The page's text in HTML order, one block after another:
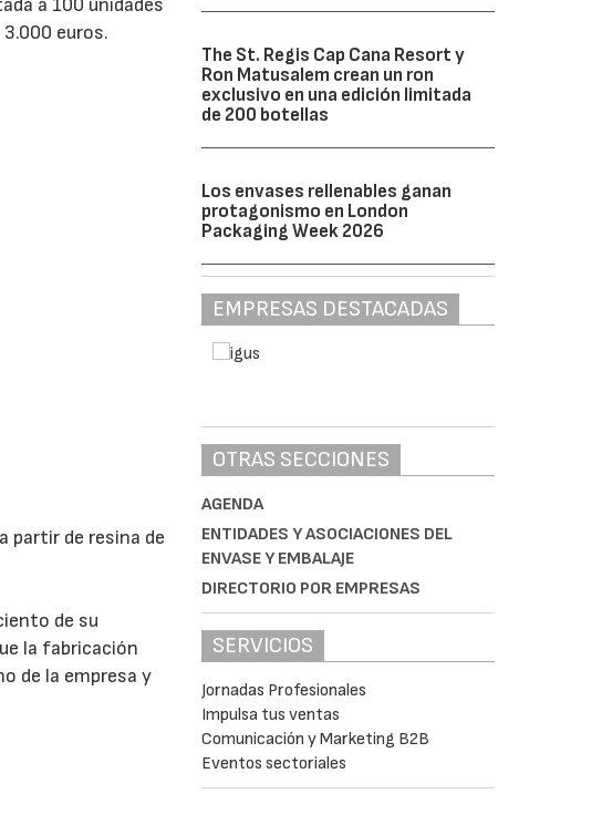
a 100 unidades
euros.
partir de resina de
de su
la fabricación
de la empresa y
The St. Regis Cap Cana Resort y
Ron Matusalem crean un ron
exclusivo en una edición limitada
de 200 botellas
Los envases rellenables ganan
protagonismo en London
Packaging Week 2026
EMPRESAS DESTACADAS
OTRAS SECCIONES
AGENDA
ENTIDADES Y ASOCIACIONES DEL
ENVASE Y EMBALAJE
DIRECTORIO POR EMPRESAS
SERVICIOS
Jornadas Profesionales
Impulsa tus ventas
Comunicación y Marketing B2B
Eventos sectoriales